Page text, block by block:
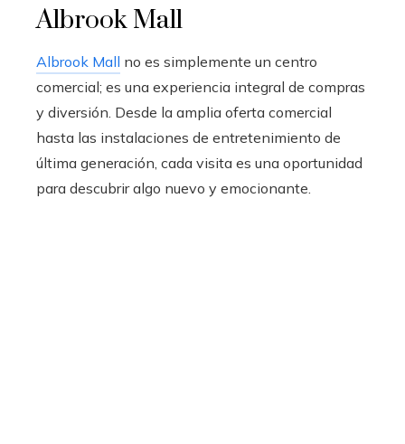
Albrook Mall
Albrook Mall no es simplemente un centro
comercial; es una experiencia integral de compras
y diversión. Desde la amplia oferta comercial
hasta las instalaciones de entretenimiento de
última generación, cada visita es una oportunidad
para descubrir algo nuevo y emocionante.